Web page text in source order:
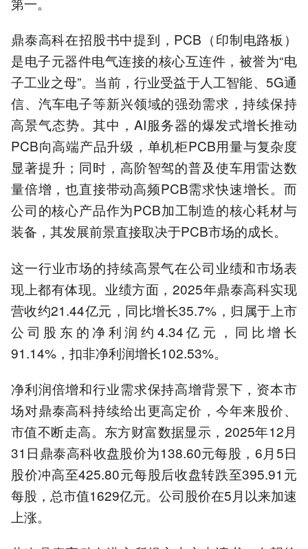
鼎泰高科在招股书中提到，PCB（印制电路板）
是电子元器件电气连接的核心互连件，被誉为“电
子工业之母”。当前，行业受益于人工智能、5G通
信、汽车电子等新兴领域的强劲需求，持续保持
高景气态势。其中，AI服务器的爆发式增长推动
PCB向高端产品升级，单机柜PCB用量与复杂度
显著提升；同时，高阶智驾的普及使车用雷达数
量倍增，也直接带动高频PCB需求快速增长。而
公司的核心产品作为PCB加工制造的核心耗材与
装备，其发展前景直接取决于PCB市场的成长。
这一行业市场的持续高景气在公司业绩和市场表
现上都有体现。业绩方面，2025年鼎泰高科实现
营收约21.44亿元，同比增长35.7%，归属于上市
公司股东的净利润约4.34亿元，同比增长
91.14%，扣非净利润增长102.53%。
净利润倍增和行业需求保持高增背景下，资本市
场对鼎泰高科持续给出更高定价，今年来股价、
市值不断走高。东方财富数据显示，2025年12月
31日鼎泰高科收盘股价为138.60元每股，6月5日
股价冲高至425.80元每股后收盘转跌至395.91元
每股，总市值1629亿元。公司股价在5月以来加速
上涨。